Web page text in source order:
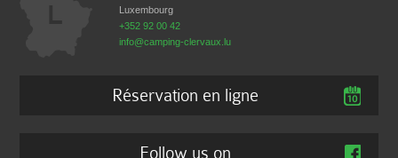
Luxembourg
+352 92 00 42
info@camping-clervaux.lu
Réservation en ligne
Follow us on